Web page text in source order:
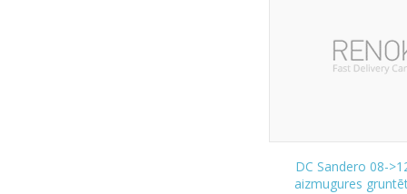
DC Sandero 08-
aizmugures